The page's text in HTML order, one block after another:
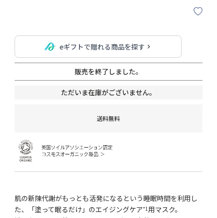
eギフトで贈れる商品を探す
販売を終了しました。
ただいま在庫がございません。
送料無料
肌の新陳代謝がもっとも活発になるという睡眠時間を利用し
た、「塗って眠るだけ」のエイジングケア*1 用マスク。